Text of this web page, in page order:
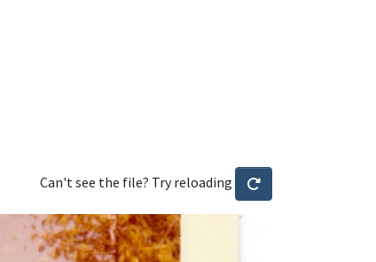
Can't see the file? Try reloading